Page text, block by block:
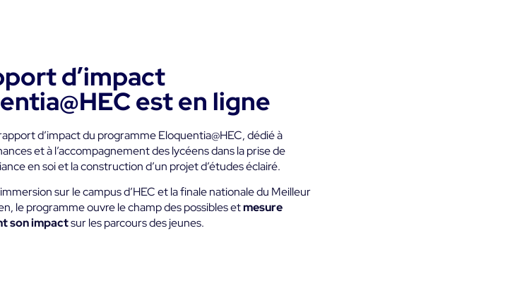
d’impact
est en ligne
d’impact du programme Eloquentia@HEC, dédié à
et à l’accompagnement des lycéens dans la prise de
en soi et la construction d’un projet d’études éclairé.
sur le campus d’HEC et la finale nationale du Meilleur
le programme ouvre le champ des possibles etmesure
son impactsur les parcours des jeunes.